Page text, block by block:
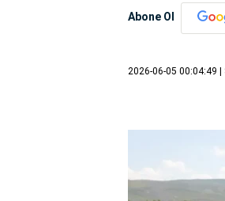
Abone Ol
2026-06-05 00:04:49 |